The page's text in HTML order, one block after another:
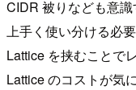
CIDR 被りなども意
上手く使い分ける必要
Lattice を挟むことで
Lattice のコストが気